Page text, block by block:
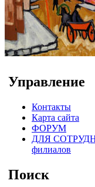
Управление
Контакты
Карта сайта
ФОРУМ
ДЛЯ
филиалов
Поиск